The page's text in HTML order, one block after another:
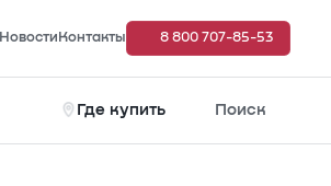
Новости Контакты 8 800 707-85-53
Где купить Поиск